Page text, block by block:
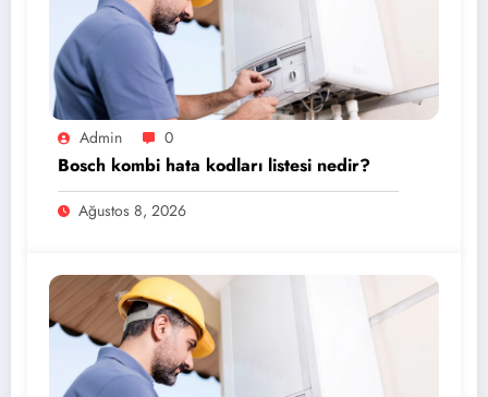
Admin 0
Bosch kombi hata kodları listesi nedir?
Ağustos 8, 2026